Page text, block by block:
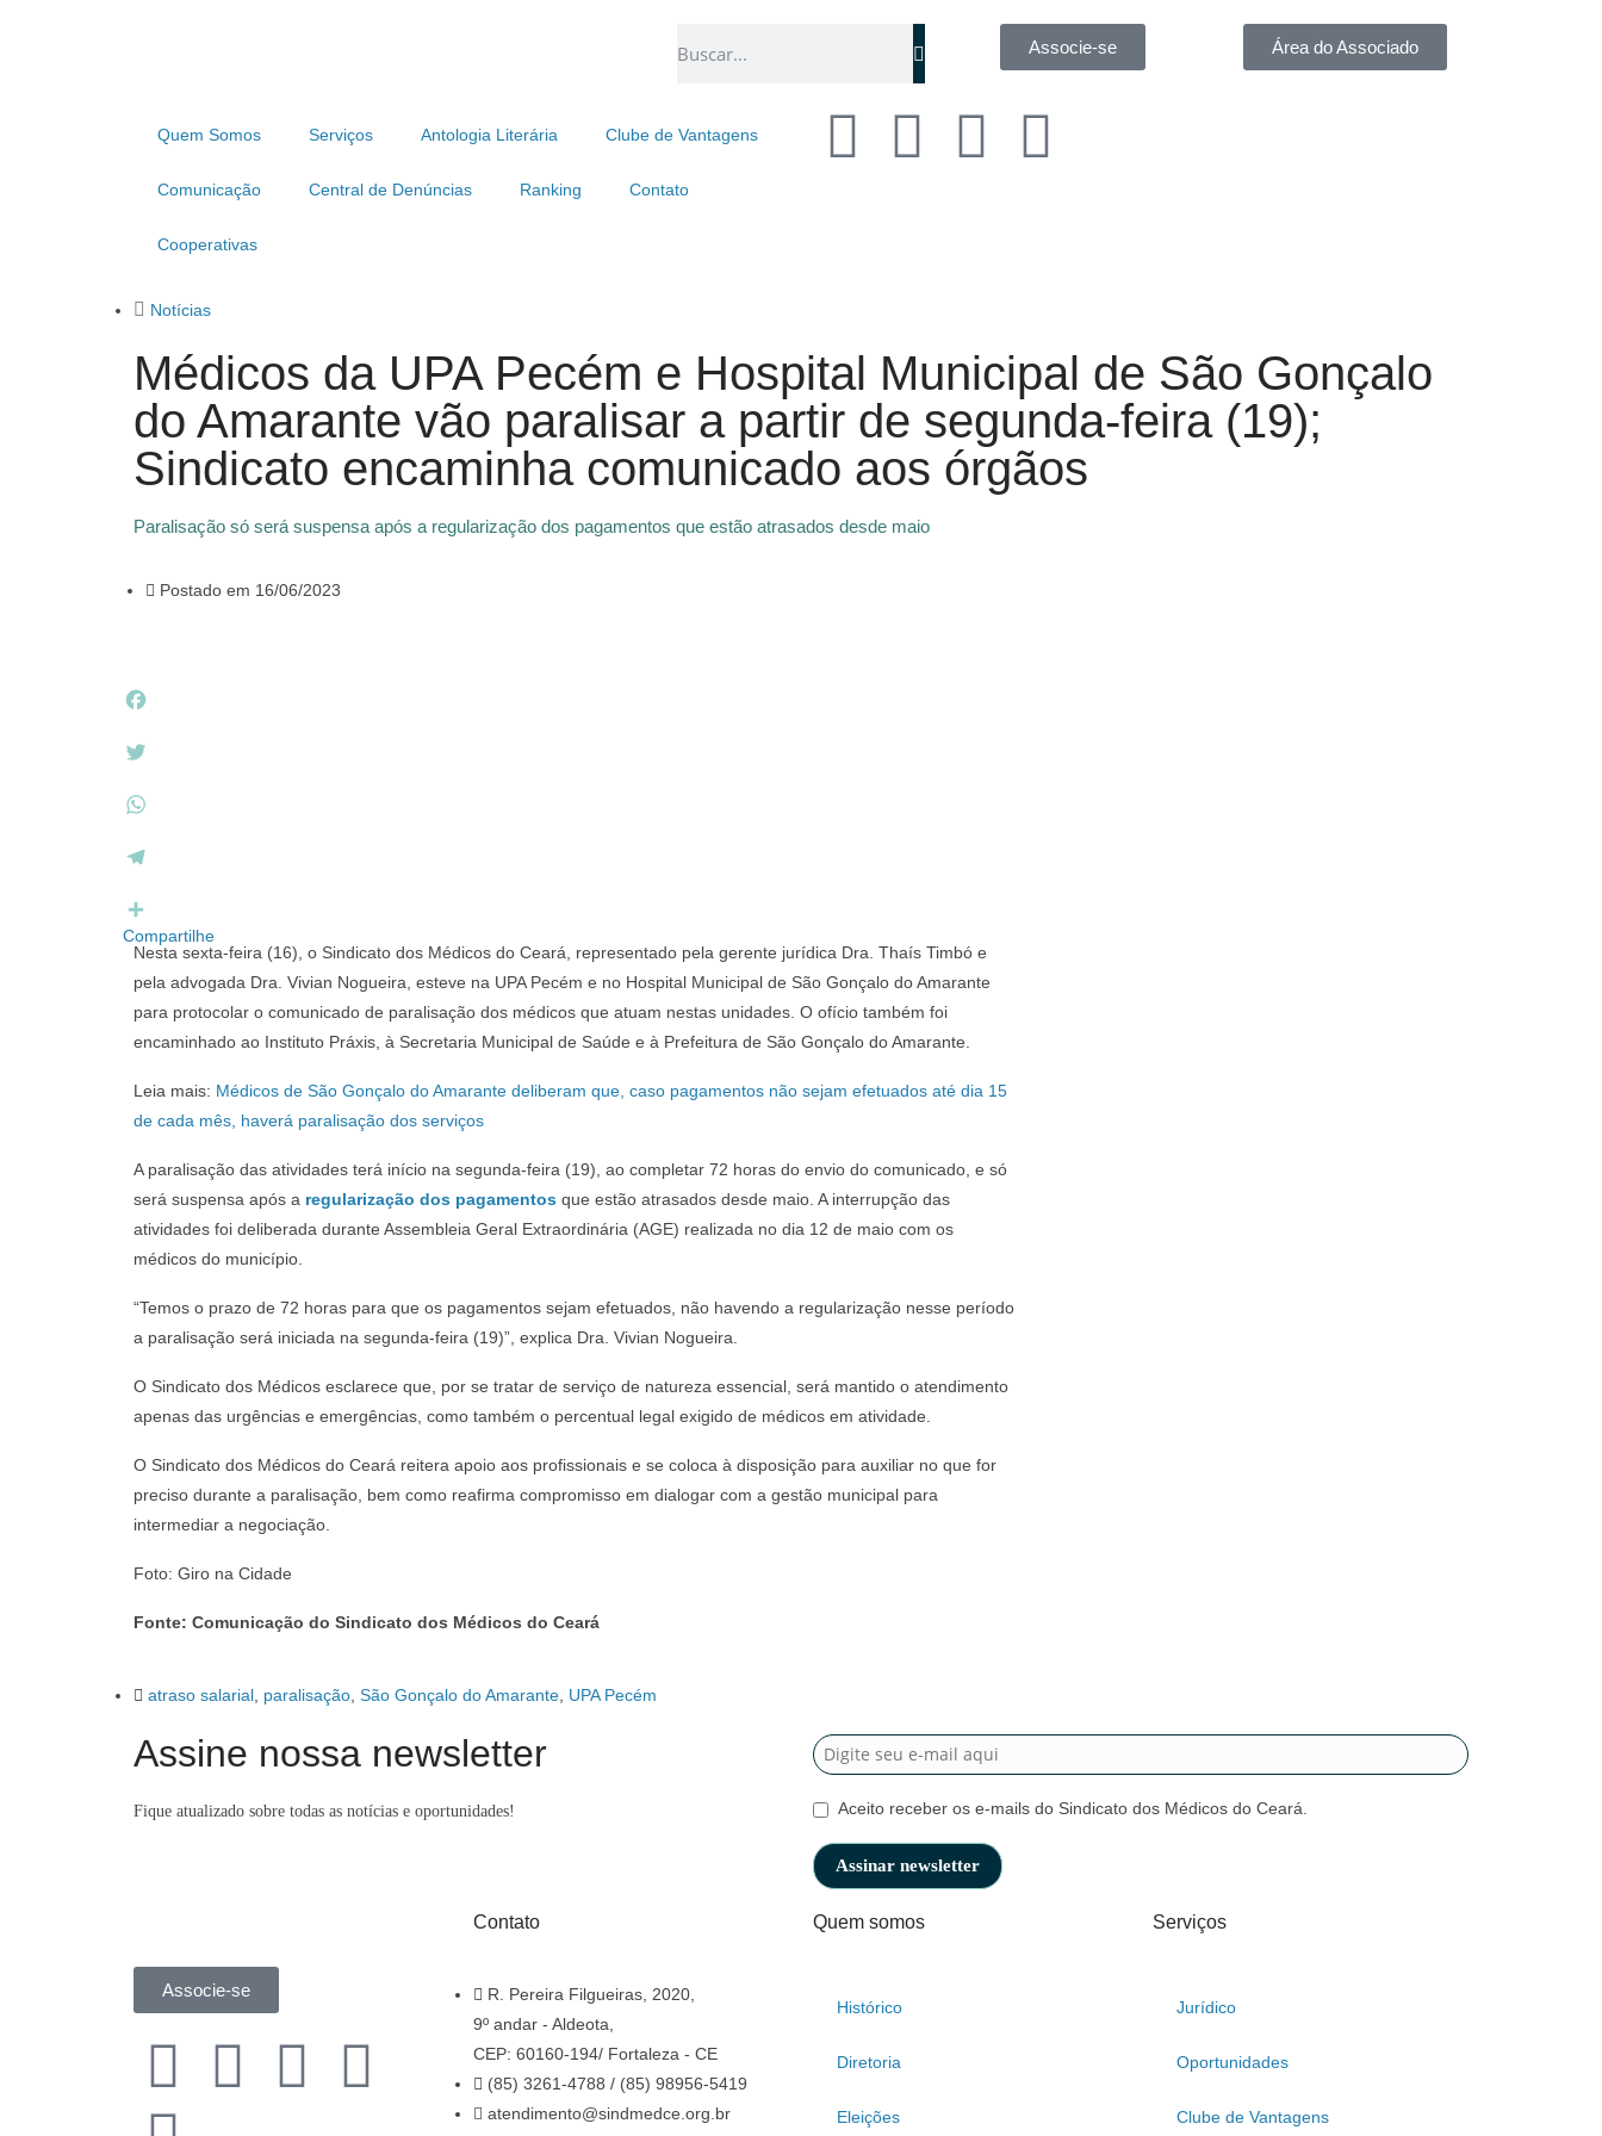
Associe-se Área do Associado
Quem Somos Serviços Antologia Literária Clube de Vantagens
Comunicação Central de Denúncias Ranking Contato
Cooperativas
Notícias
Médicos da UPA Pecém e Hospital Municipal de São Gonçalo
do Amarante vão paralisar a partir de segunda-feira (19);
Sindicato encaminha comunicado aos órgãos
Paralisação só será suspensa após a regularização dos pagamentos que estão atrasados desde maio
Postado em 16/06/2023
a
e
o
k
w
t
e
r
h
s
e
lCompartilhe
Nesta sexta-feira (16), o Sindicato dos Médicos do Ceará, representado pela gerente jurídica Dra. Thaís Timbó e
pela advogada Dra. Vivian Nogueira, esteve na UPA Pecém e no Hospital Municipal de São Gonçalo do Amarante
para protocolar o comunicado de paralisação dos médicos que atuam nestas unidades. O ofício também foi
encaminhado ao Instituto Práxis, à Secretaria Municipal de Saúde e à Prefeitura de São Gonçalo do Amarante.
Leia mais: Médicos de São Gonçalo do Amarante deliberam que, caso pagamentos não sejam efetuados até dia 15
de cada mês, haverá paralisação dos serviços
A paralisação das atividades terá início na segunda-feira (19), ao completar 72 horas do envio do comunicado, e só
será suspensa após a regularização dos pagamentos que estão atrasados desde maio. A interrupção das
atividades foi deliberada durante Assembleia Geral Extraordinária (AGE) realizada no dia 12 de maio com os
médicos do município.
“Temos o prazo de 72 horas para que os pagamentos sejam efetuados, não havendo a regularização nesse período
a paralisação será iniciada na segunda-feira (19)”, explica Dra. Vivian Nogueira.
O Sindicato dos Médicos esclarece que, por se tratar de serviço de natureza essencial, será mantido o atendimento
apenas das urgências e emergências, como também o percentual legal exigido de médicos em atividade.
O Sindicato dos Médicos do Ceará reitera apoio aos profissionais e se coloca à disposição para auxiliar no que for
preciso durante a paralisação, bem como reafirma compromisso em dialogar com a gestão municipal para
intermediar a negociação.
Foto: Giro na Cidade
Fonte: Comunicação do Sindicato dos Médicos do Ceará
atraso salarial paralisação São Gonçalo do Amarante UPA Pecém
Assine nossa newsletter
Fique atualizado sobre todas as notícias e oportunidades! Aceito receber os e-mails do Sindicato dos Médicos do Ceará.
Associe-se
Contato
R. Pereira Filgueiras, 2020,
9º andar - Aldeota,
CEP: 60160-194/ Fortaleza - CE
(85) 3261-4788 / (85) 98956-5419
atendimento@sindmedce.org.br
Quem somos
Histórico
Diretoria
Eleições
Serviços
Jurídico
Oportunidades
Clube de Vantagens